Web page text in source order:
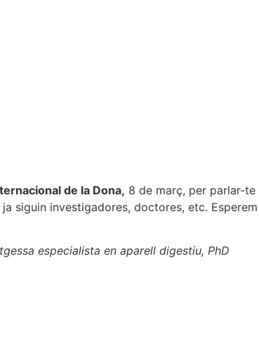
de la Dona, 8 de març, per parlar-te
ja siguin investigadores, doctores, etc.
especialista en aparell digestiu, PhD